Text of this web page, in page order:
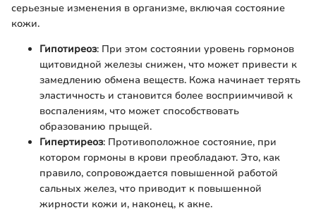
серьезные изменения в организме, включая состояние
кожи.
Гипотиреоз: При этом состоянии уровень гормонов
щитовидной железы снижен, что может привести к
замедлению обмена веществ. Кожа начинает терять
эластичность и становится более восприимчивой к
воспалениям, что может способствовать
образованию прыщей.
Гипертиреоз: Противоположное состояние, при
котором гормоны в крови преобладают. Это, как
правило, сопровождается повышенной работой
сальных желез, что приводит к повышенной
жирности кожи и, наконец, к акне.